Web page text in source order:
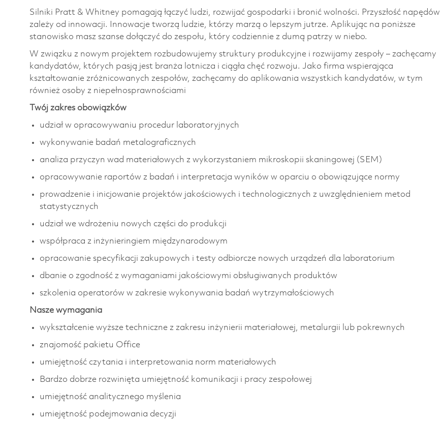
Silniki Pratt & Whitney pomagają łączyć ludzi, rozwijać gospodarki i bronić wolności. Przyszłość napędów
zależy od innowacji. Innowacje tworzą ludzie, którzy marzą o lepszym jutrze. Aplikując na poniższe
stanowisko masz szanse dołączyć do zespołu, który codziennie z dumą patrzy w niebo.
W związku z nowym projektem rozbudowujemy struktury produkcyjne i rozwijamy zespoły – zachęcamy
kandydatów, których pasją jest branża lotnicza i ciągła chęć rozwoju. Jako firma wspierająca
kształtowanie zróżnicowanych zespołów, zachęcamy do aplikowania wszystkich kandydatów, w tym
również osoby z niepełnosprawnościami
Twój zakres obowiązków
udział w opracowywaniu procedur laboratoryjnych
wykonywanie badań metalograficznych
analiza przyczyn wad materiałowych z wykorzystaniem mikroskopii skaningowej (SEM)
opracowywanie raportów z badań i interpretacja wyników w oparciu o obowiązujące normy
prowadzenie i inicjowanie projektów jakościowych i technologicznych z uwzględnieniem metod
statystycznych
udział we wdrożeniu nowych części do produkcji
współpraca z inżynieringiem międzynarodowym
opracowanie specyfikacji zakupowych i testy odbiorcze nowych urządzeń dla laboratorium
dbanie o zgodność z wymaganiami jakościowymi obsługiwanych produktów
szkolenia operatorów w zakresie wykonywania badań wytrzymałościowych
Nasze wymagania
wykształcenie wyższe techniczne z zakresu inżynierii materiałowej, metalurgii lub pokrewnych
znajomość pakietu Office
umiejętność czytania i interpretowania norm materiałowych
Bardzo dobrze rozwinięta umiejętność komunikacji i pracy zespołowej
umiejętność analitycznego myślenia
umiejętność podejmowania decyzji